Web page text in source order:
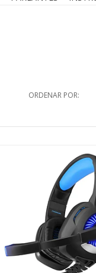
ORDENAR POR: